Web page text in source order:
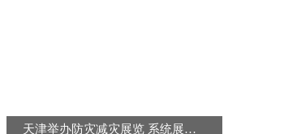
天津举办防灾减灾展览 系统展示防灾减灾知识及避灾自救技能